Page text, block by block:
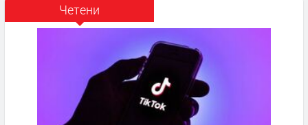
Четени